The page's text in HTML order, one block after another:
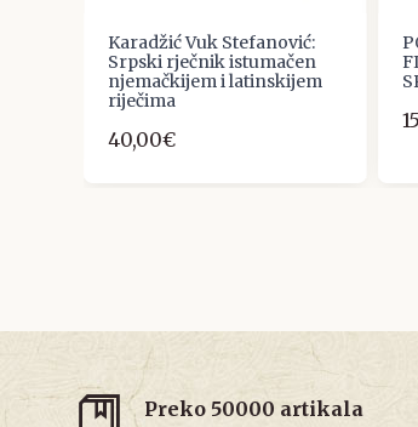
Karadžić Vuk Stefanović:
Srpski rječnik istumačen
njemačkijem i latinskijem
riječima
40,00€
Preko 50000 artikala